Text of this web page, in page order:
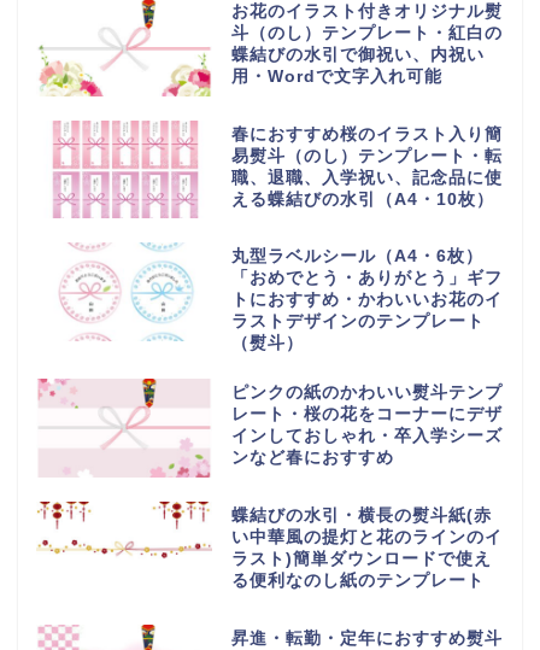
お花のイラスト付きオリジナル熨
斗（のし）テンプレート・紅白の
蝶結びの水引で御祝い、内祝い
用・Wordで文字入れ可能
春におすすめ桜のイラスト入り簡
易熨斗（のし）テンプレート・転
職、退職、入学祝い、記念品に使
える蝶結びの水引（A4・10枚）
丸型ラベルシール（A4・6枚）
「おめでとう・ありがとう」ギフ
トにおすすめ・かわいいお花のイ
ラストデザインのテンプレート
（熨斗）
ピンクの紙のかわいい熨斗テンプ
レート・桜の花をコーナーにデザ
インしておしゃれ・卒入学シーズ
ンなど春におすすめ
蝶結びの水引・横長の熨斗紙(赤
い中華風の提灯と花のラインのイ
ラスト)簡単ダウンロードで使え
る便利なのし紙のテンプレート
昇進・転勤・定年におすすめ熨斗